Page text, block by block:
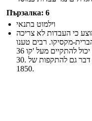
Пързалка: 6
וילמוט בתנאי
כי העבדות לא צריכה
מקסיקו. רבים טענו
כי זו הפרה של פשרת מיזורי כי העבדות לא היה יכול להתקיים מעל 'קו 36º
30. בסופו של דבר, וילמוט פרוביזו להוביל בסופו של דבר גם להתקפות של
1850.